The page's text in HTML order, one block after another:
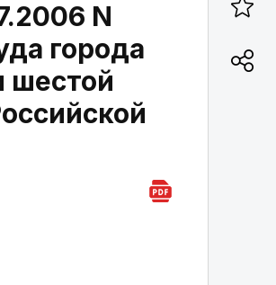
N
города
шестой